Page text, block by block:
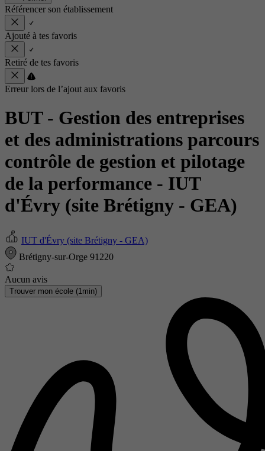
Référencer son établissement
Ajouté à tes favoris
Retiré de tes favoris
Erreur lors de l’ajout aux favoris
BUT - Gestion des entreprises
et des administrations parcours
contrôle de gestion et pilotage
de la performance - IUT
d'Évry (site Brétigny - GEA)
IUT d'Évry (site Brétigny - GEA)
Brétigny-sur-Orge 91220
Aucun avis
Trouver mon école (1min)